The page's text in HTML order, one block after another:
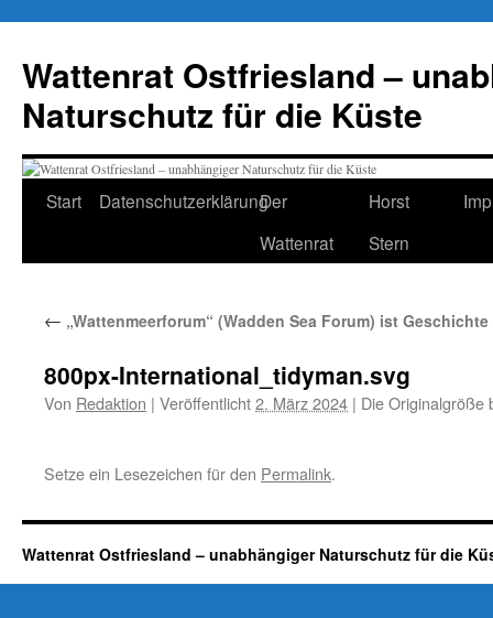
springen
Wattenrat Ostfriesland –
Naturschutz für die Küste
Start DatenschutzerklärungDer
Wattenrat
Horst
Stern
← „Wattenmeerforum“ (Wadden Sea Forum) ist Geschichte
800px-International_tidyman.svg
Von Redaktion | Veröffentlicht2. März 2024 | Die Originalgröße
Setze ein Lesezeichen für den Permalink.
Wattenrat Ostfriesland – unabhängiger Naturschutz für die